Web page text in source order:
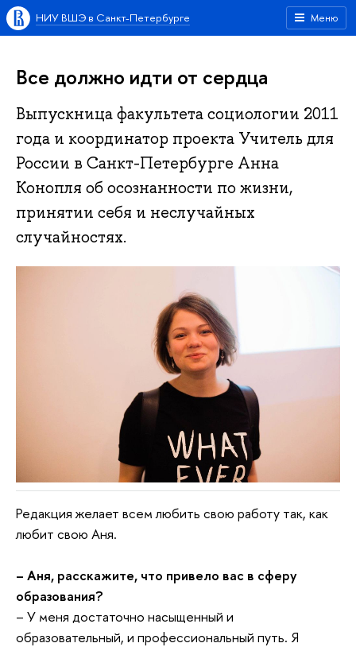
Меню
НИУ ВШЭ в Санкт-Петербурге
Все должно идти от сердца
Выпускница факультета социологии 2011
года и координатор проекта Учитель для
России в Санкт-Петербурге Анна
Конопля об осознанности по жизни,
принятии себя и неслучайных
случайностях.
Редакция желает всем любить свою работу так, как
любит свою Аня.
– Аня, расскажите, что привело вас в сферу
образования?
– У меня достаточно насыщенный и
образовательный, и профессиональный путь. Я